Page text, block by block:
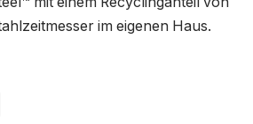
im eigenen Haus.